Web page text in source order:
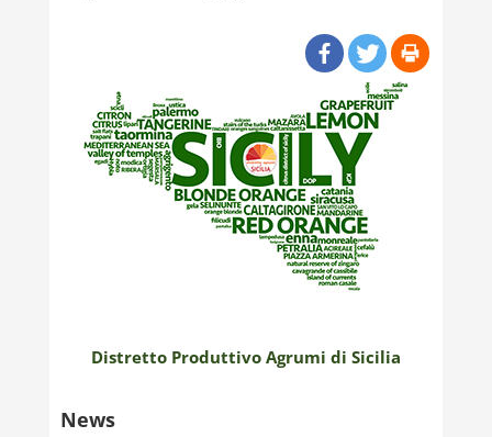
Distretto Produttivo Agrumi di Sicilia
News